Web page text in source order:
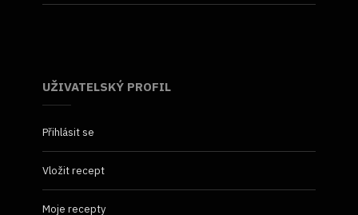
UŽIVATELSKÝ PROFIL
Přihlásit se
Vložit recept
Moje recepty